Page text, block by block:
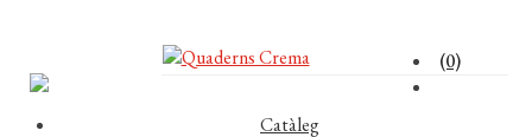
(0)
Catàleg